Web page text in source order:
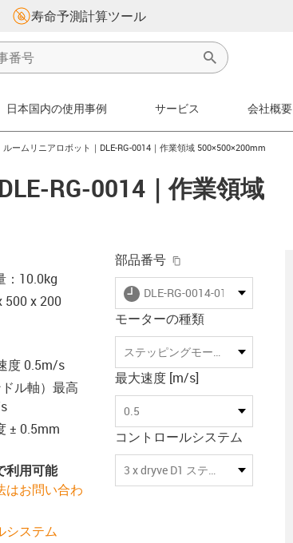
寿命予測計算ツール
日本国内の使用事例 サービス 会社概要
icon-arrow-right
ルームリニアロボット｜DLE-RG-0014｜作業領域 500×500×200mm
RG-0014｜作業領域
：10.0kg
500 x 200
度 0.5m/s
ル軸）最高
± 0.5mm
利用可能
はお問い合わ
システム
部品番号
igus-icon-lieferzeit
DLE-RG-0014-01
モーターの種類
ステッピングモーター
最大速度 [m/s]
0.5
コントロールシステム
3 x dryve D1 ステッピング・モーター制御ユニット